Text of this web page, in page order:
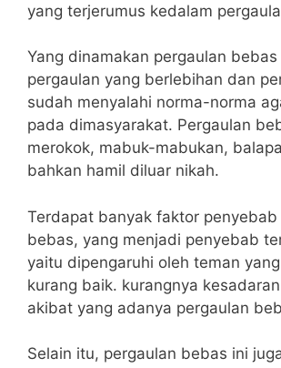
yang terjerumus kedalam
Yang dinamakan pergaulan bebas
pergaulan yang berlebihan dan
sudah menyalahi norma-norma
pada dimasyarakat. Pergaulan
merokok, mabuk-mabukan,
bahkan hamil diluar nikah.
Terdapat banyak faktor penyebab
bebas, yang menjadi penyebab
yaitu dipengaruhi oleh teman
kurang baik. kurangnya
akibat yang adanya pergaulan
Selain itu, pergaulan bebas ini